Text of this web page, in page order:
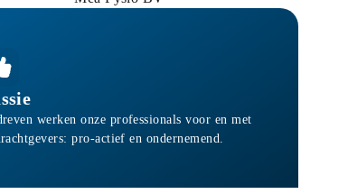
werken onze professionals voor en met
pro-actief en ondernemend.